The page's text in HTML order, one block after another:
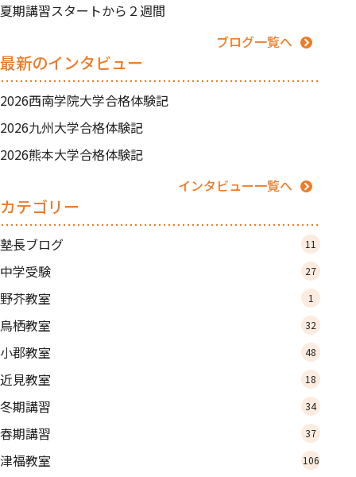
夏期講習スタートから２週間
ブログ一覧へ
最新のインタビュー
2026西南学院大学合格体験記
2026九州大学合格体験記
2026熊本大学合格体験記
インタビュー一覧へ
カテゴリー
塾長ブログ 11
中学受験 27
野芥教室 1
鳥栖教室 32
小郡教室 48
近見教室 18
冬期講習 34
春期講習 37
津福教室 106